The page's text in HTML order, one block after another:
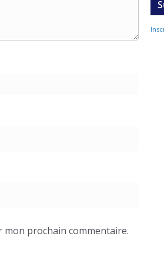
prochain commentaire.